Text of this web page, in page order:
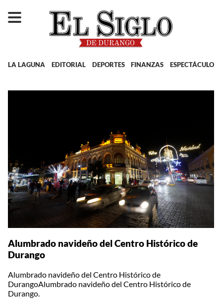
LA LAGUNA EDITORIAL DEPORTES FINANZAS ESPECTÁCULOS
Alumbrado navideño del Centro Histórico de
Durango
Alumbrado navideño del Centro Histórico de
DurangoAlumbrado navideño del Centro Histórico de
Durango.